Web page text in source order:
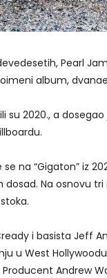
Pearl
album,
su 2020., a
na “Gigaton” iz
Na osnovu
i basista Jeff
u West
Producent Andrew